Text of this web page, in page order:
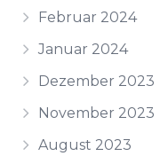
Februar 2024
Januar 2024
Dezember 2023
November 2023
August 2023